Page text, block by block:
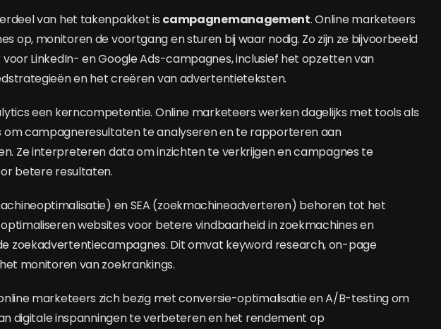
van het takenpakket is campagnemanagement. Online marketeers
op, monitoren de voortgang en sturen bij waar nodig. Zo zijn ze bijvoorbeeld
LinkedIn- en Google Ads-campagnes, inclusief het opzetten van
en het creëren van advertentieteksten.
een kerncompetentie. Online marketeers werken dagelijks met tools als
om campagneresultaten te analyseren en te rapporteren aan
Ze interpreteren data om inzichten te verkrijgen en campagnes te
betere resultaten.
en SEA (zoekmachineadverteren) behoren tot het
websites voor betere vindbaarheid in zoekmachines en
zoekadvertentiecampagnes. Dit omvat keyword research, on-page
monitoren van zoekrankings.
marketeers zich bezig met conversie-optimalisatie en A/B-testing om
digitale inspanningen te verbeteren en het rendement op